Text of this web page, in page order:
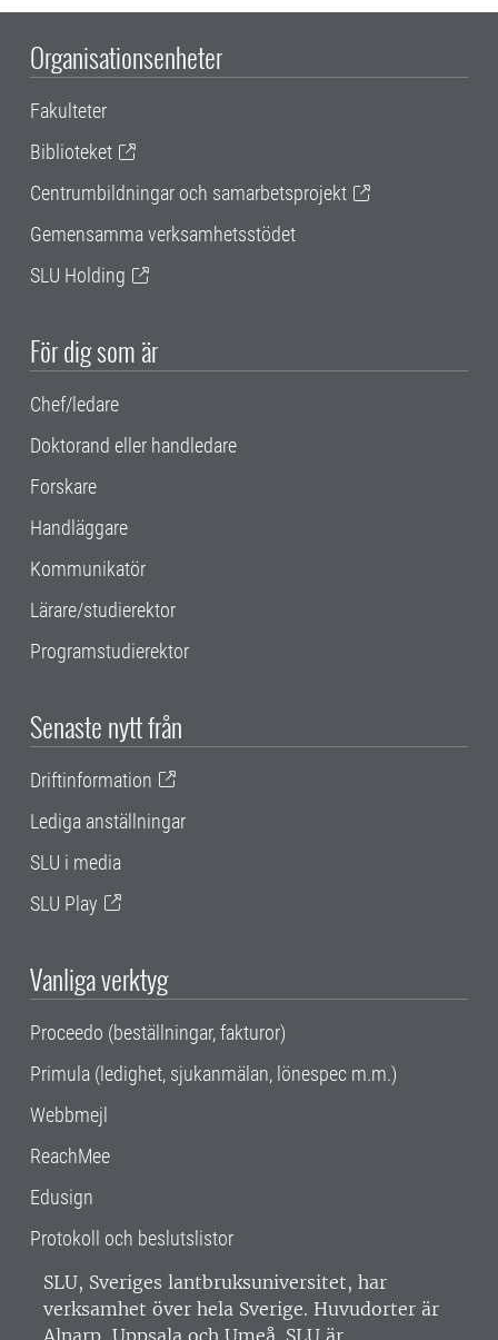
Organisationsenheter
Fakulteter
Biblioteket
Centrumbildningar och samarbetsprojekt
Gemensamma verksamhetsstödet
SLU Holding
För dig som är
Chef/ledare
Doktorand eller handledare
Forskare
Handläggare
Kommunikatör
Lärare/studierektor
Programstudierektor
Senaste nytt från
Driftinformation
Lediga anställningar
SLU i media
SLU Play
Vanliga verktyg
Proceedo (beställningar, fakturor)
Primula (ledighet, sjukanmälan, lönespec m.m.)
Webbmejl
ReachMee
Edusign
Protokoll och beslutslistor
SLU, Sveriges lantbruksuniversitet, har
verksamhet över hela Sverige. Huvudorter är
Alnarp, Uppsala och Umeå. SLU är